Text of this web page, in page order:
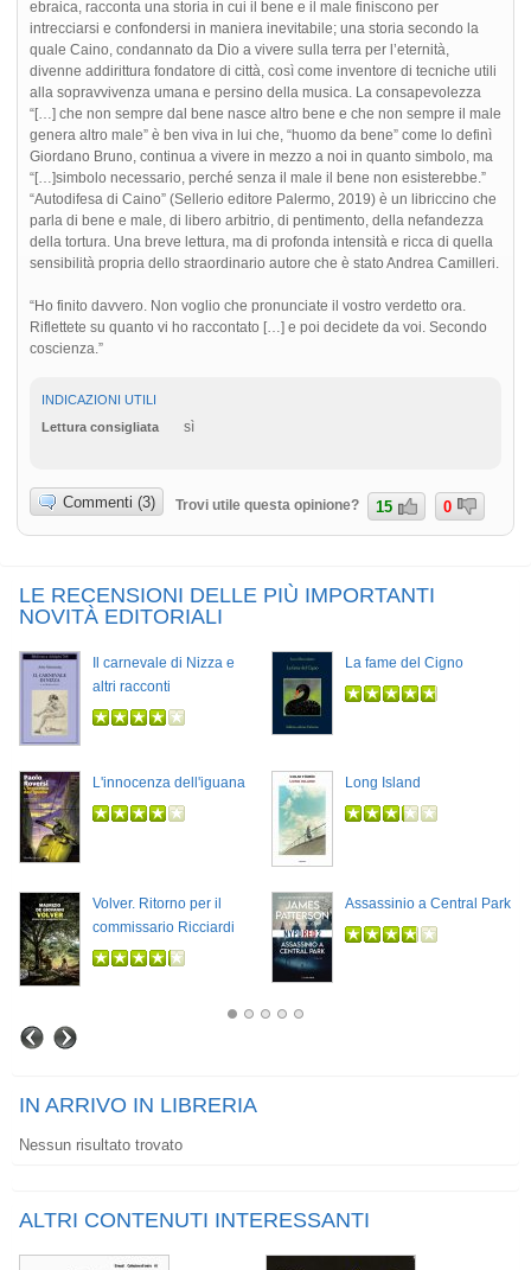
ebraica, racconta una storia in cui il bene e il male finiscono per
intrecciarsi e confondersi in maniera inevitabile; una storia secondo la
quale Caino, condannato da Dio a vivere sulla terra per l’eternità,
divenne addirittura fondatore di città, così come inventore di tecniche utili
alla sopravvivenza umana e persino della musica. La consapevolezza
“[…] che non sempre dal bene nasce altro bene e che non sempre il male
genera altro male” è ben viva in lui che, “huomo da bene” come lo definì
Giordano Bruno, continua a vivere in mezzo a noi in quanto simbolo, ma
“[…]simbolo necessario, perché senza il male il bene non esisterebbe.”
“Autodifesa di Caino” (Sellerio editore Palermo, 2019) è un libriccino che
parla di bene e male, di libero arbitrio, di pentimento, della nefandezza
della tortura. Una breve lettura, ma di profonda intensità e ricca di quella
sensibilità propria dello straordinario autore che è stato Andrea Camilleri.
“Ho finito davvero. Non voglio che pronunciate il vostro verdetto ora.
Riflettete su quanto vi ho raccontato […] e poi decidete da voi. Secondo
coscienza.”
INDICAZIONI UTILI
Lettura consigliata
sì
Commenti (3) Trovi utile questa opinione? 15 0
LE RECENSIONI DELLE PIÙ IMPORTANTI
NOVITÀ EDITORIALI
Il carnevale di Nizza e
altri racconti
La fame del Cigno
L'innocenza dell'iguana Long Island
Volver. Ritorno per il
commissario Ricciardi
Assassinio a Central Park
IN ARRIVO IN LIBRERIA
Nessun risultato trovato
ALTRI CONTENUTI INTERESSANTI